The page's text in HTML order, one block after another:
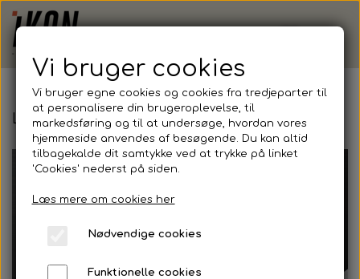
Lukket Webshop (Erhverv)
Vi bruger cookies
Vi bruger egne cookies og cookies fra tredjeparter til
at personalisere din brugeroplevelse, til
markedsføring og til at undersøge, hvordan vores
hjemmeside anvendes af besøgende. Du kan altid
tilbagekalde dit samtykke ved at trykke på linket
'Cookies' nederst på siden.
Læs mere om cookies her
Nødvendige cookies
Funktionelle cookies